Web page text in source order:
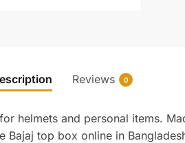
Reviews 0
helmets and personal items.
top box online in